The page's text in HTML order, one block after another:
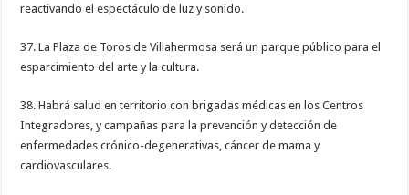
reactivando el espectáculo de luz y sonido.
37. La Plaza de Toros de Villahermosa será un parque público para el
esparcimiento del arte y la cultura.
38. Habrá salud en territorio con brigadas médicas en los Centros
Integradores, y campañas para la prevención y detección de
enfermedades crónico-degenerativas, cáncer de mama y
cardiovasculares.